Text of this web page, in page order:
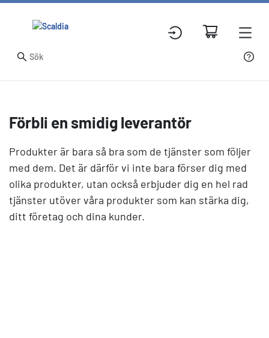
Förbli en smidig leverantör
Produkter är bara så bra som de tjänster som följer
med dem. Det är därför vi inte bara förser dig med
olika produkter, utan också erbjuder dig en hel rad
tjänster utöver våra produkter som kan stärka dig,
ditt företag och dina kunder.